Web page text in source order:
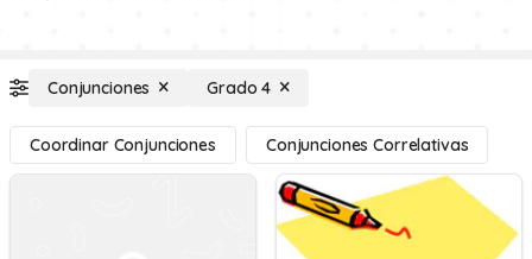
Conjunciones Grado 4
Coordinar Conjunciones Conjunciones Correlativas